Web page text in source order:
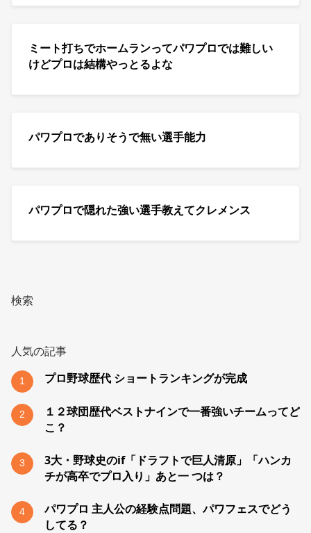
ミート打ちでホームランってパワプロでは難しい
けどプロは結構やっとるよな
パワプロでありそうで無い選手能力
パワプロで隠れた強い選手教えてクレメンス
検索
人気の記事
1 プロ野球歴代 ショートランキングが完成
2
１２球団歴代ベストナインで一番強いチームってど
こ？
3
3大・野球史のif「ドラフトで巨人清原」「ハンカ
チが高卒でプロ入り」あと一 つは？
4
パワプロ 主人公の経験点問題、パワフェスでどう
してる？